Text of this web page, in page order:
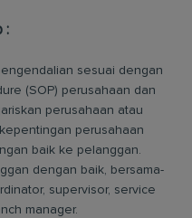
:
sesuai dengan
(SOP) perusahaan dan
perusahaan atau
perusahaan
baik ke pelanggan.
dengan baik, bersama-
supervisor, service
manager.